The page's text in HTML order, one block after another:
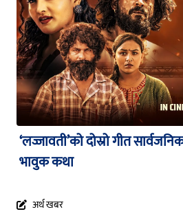
‘लज्जावती’को दोस्रो गीत
भावुक कथा
अर्थ खबर